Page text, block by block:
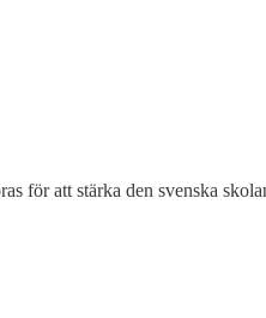
för att stärka den svenska